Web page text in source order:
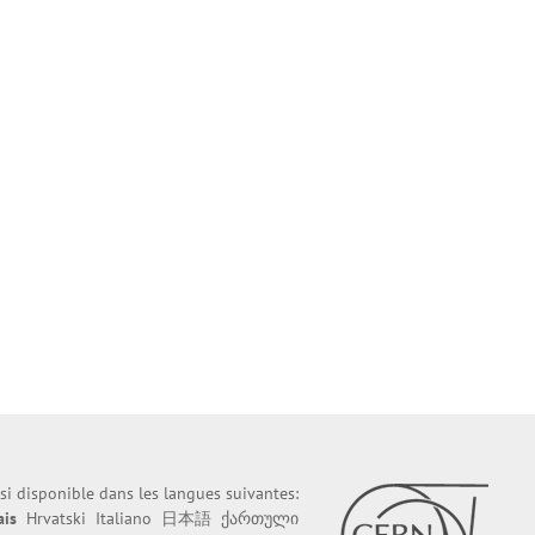
disponible dans les langues suivantes:
Hrvatski Italiano 日本語 ქართული